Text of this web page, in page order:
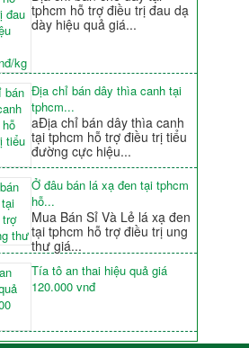
tphcm hỗ trợ điều trị đau dạ
dày hiệu quả giá...
Địa chỉ bán dây thìa canh tại
tphcm...
aĐịa chỉ bán dây thìa canh
tại tphcm hỗ trợ điều trị tiểu
đường cực hiệu...
Ở đâu bán lá xạ đen tại tphcm
hỗ...
Mua Bán Sỉ Và Lẻ lá xạ đen
tại tphcm hỗ trợ điều trị ung
thư giá...
Tía tô an thai hiệu quả giá
120.000 vnđ